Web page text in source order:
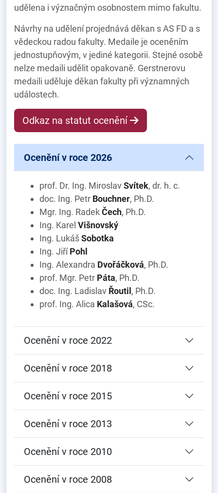
udělena i význačným osobnostem mimo fakultu.
Návrhy na udělení projednává děkan s AS FD a s
vědeckou radou fakulty. Medaile je oceněním
jednostupňovým, v jediné kategorii. Stejné osobě
nelze medaili udělit opakovaně. Gerstnerovu
medaili uděluje děkan fakulty při významných
událostech.
Odkaz na statut ocenění
Ocenění v roce 2026
prof. Dr. Ing. MiroslavSvítek, dr. h. c.
doc. Ing. Petr Bouchner, Ph.D.
Mgr. Ing. RadekČech, Ph.D.
Ing. Karel Višnovský
Ing. LukášSobotka
Ing. JiříPohl
Ing. Alexandra Dvořáčková, Ph.D.
prof. Mgr. Petr Páta, Ph.D.
doc. Ing. Ladislav Řoutil , Ph.D.
prof. Ing. Alica Kalašová, CSc.
Ocenění v roce 2022
Ocenění v roce 2018
Ocenění v roce 2015
Ocenění v roce 2013
Ocenění v roce 2010
Ocenění v roce 2008